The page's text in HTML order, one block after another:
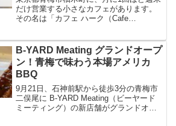
だけ営業する小さなカフェがあります。
その名は「カフェ ハーク（Cafe
の1階にオープンしたカフェで、席数はカ
ウンター4...
B-YARD Meating グランドオープ
ン！青梅で味わう本場アメリカ
BBQ
9月21日、石神前駅から徒歩3分の青梅市
二俣尾に B-YARD Meating（ビーヤード
ミーティング）の新店舗がグランドオー